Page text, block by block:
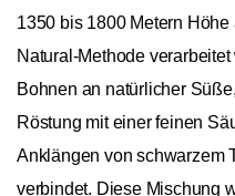
1350 bis 1800 Metern
Natural-Methode
Bohnen an natürlicher
Röstung mit einer feinen
Anklängen von schwarzem
verbindet. Diese Mischung